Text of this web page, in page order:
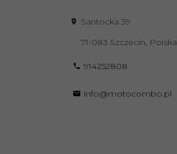
Santocka 39
71-083 Szczecin Polska
914252808
info@motocombo.pl